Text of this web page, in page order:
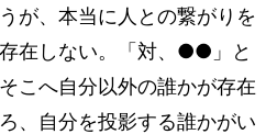
が、本当に人との繋がりを
在しない。「対、 ●● 」と
こへ自分以外の誰かが存在
、自分を投影する誰かがい